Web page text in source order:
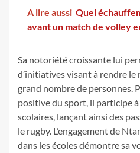
A lire aussi Quel
avant un match de volley
Sa notoriété croissante lui
d’initiatives visant à rendre le
grand nombre de personnes.
positive du sport, il participe
scolaires, lançant ainsi des
le rugby. L’engagement de
dans les écoles démontre sa